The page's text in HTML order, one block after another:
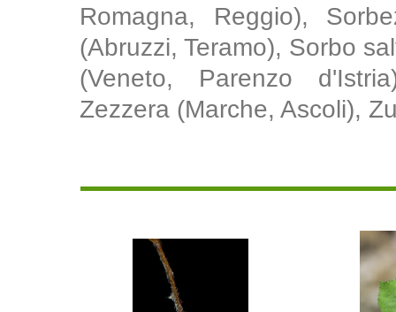
Romagna, Reggio),
(Abruzzi, Teramo), Sorbo
(Veneto, Parenzo
Zezzera (Marche, Ascoli),